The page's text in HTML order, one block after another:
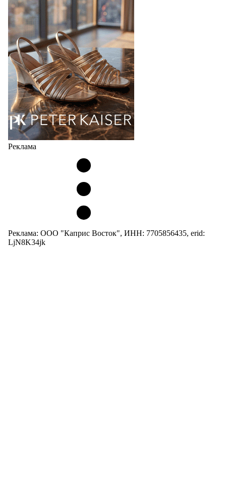
соответствует сегодняшнему тренду на
сникерины (гибридный вариант балеток и
кроссовок обтекаемой формы и с тонкой подошвой).
Но в модели Miu Miu Bubble присутствует еще и…
05.08.2026 2406
Реклама
Реклама: ООО "Каприс Восток", ИНН: 7705856435, erid:
LjN8K34jk